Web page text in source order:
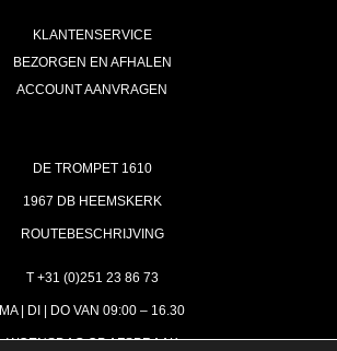
KLANTENSERVICE
BEZORGEN EN AFHALEN
ACCOUNT AANVRAGEN
DE TROMPET 1610
1967 DB HEEMSKERK
ROUTEBESCHRIJVING
T +31 (0)251 23 86 73
MA | DI | DO VAN 09:00 – 16.30
WOENSDAG OP AFSPRAAK